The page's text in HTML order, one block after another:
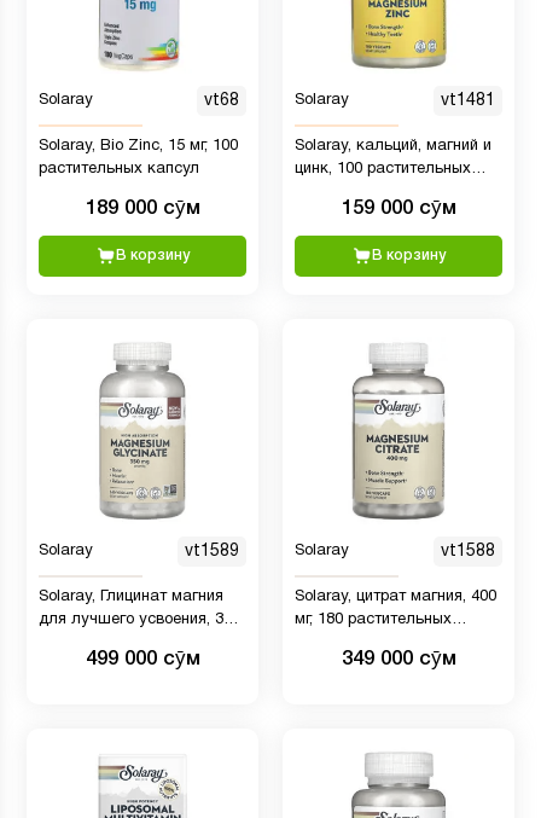
Solaray vt68
Solaray, Bio Zinc, 15 мг, 100
растительных капсул
189 000 сӯм
В корзину
Solaray vt1481
Solaray, кальций, магний и
цинк, 100 растительных
159 000 сӯм
В корзину
Solaray vt1589
Solaray, Глицинат магния
для лучшего усвоения, 350
капсул499 000 сӯм
Solaray vt1588
Solaray, цитрат магния, 400
мг, 180 растительных
349 000 сӯм